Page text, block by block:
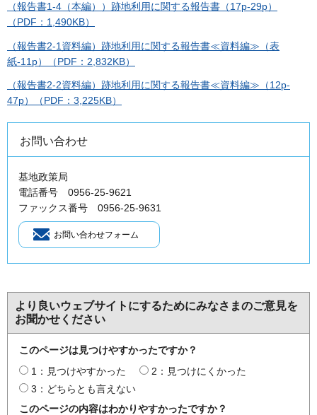
（報告書1-4（本編））跡地利用に関する報告書（17p-29p）
（PDF：1,490KB）
（報告書2-1資料編）跡地利用に関する報告書≪資料編≫（表
紙-11p）（PDF：2,832KB）
（報告書2-2資料編）跡地利用に関する報告書≪資料編≫（12p-
47p）（PDF：3,225KB）
お問い合わせ
基地政策局
電話番号 0956-25-9621
ファックス番号 0956-25-9631
より良いウェブサイトにするためにみなさまのご意見を
お聞かせください
このページは見つけやすかったですか？
1：見つけやすかった
2：見つけにくかった
3：どちらとも言えない
このページの内容はわかりやすかったですか？